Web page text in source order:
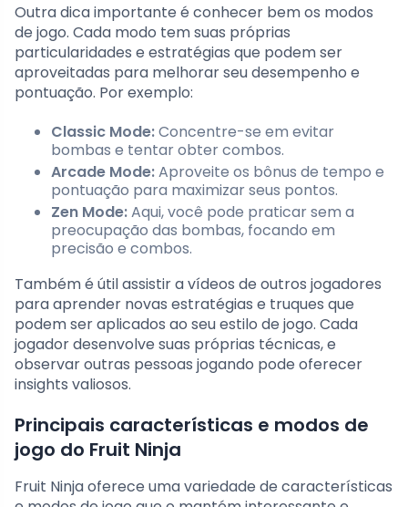
Outra dica importante é conhecer bem os modos
de jogo. Cada modo tem suas próprias
particularidades e estratégias que podem ser
aproveitadas para melhorar seu desempenho e
pontuação. Por exemplo:
Classic Mode:Concentre-se em evitar
bombas e tentar obter combos.
Arcade Mode:Aproveite os bônus de tempo e
pontuação para maximizar seus pontos.
Zen Mode:Aqui, você pode praticar sem a
preocupação das bombas, focando em
precisão e combos.
Também é útil assistir a vídeos de outros jogadores
para aprender novas estratégias e truques que
podem ser aplicados ao seu estilo de jogo. Cada
jogador desenvolve suas próprias técnicas, e
observar outras pessoas jogando pode oferecer
insights valiosos.
Principais características e modos de
jogo do Fruit Ninja
Fruit Ninja oferece uma variedade de características